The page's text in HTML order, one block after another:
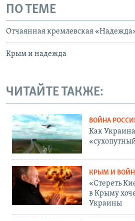
ПО ТЕМЕ
Отчаянная кремлевская
Крым и надежда
ЧИТАЙТЕ ТАКЖЕ:
ВОЙНА
Как Украина
КРЫМ И
«Стереть
в Крыму
Украины